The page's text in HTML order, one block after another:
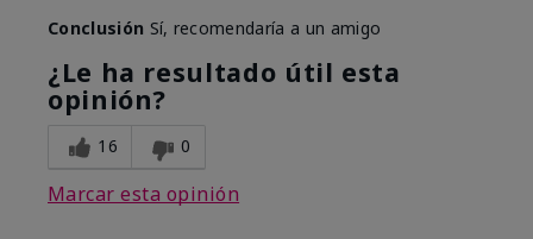
Conclusión Sí, recomendaría a un amigo
¿Le ha resultado útil esta
opinión?
16 0
Marcar esta opinión